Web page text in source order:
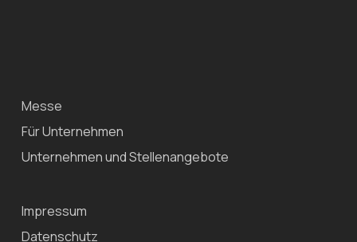
Messe
Für Unternehmen
Unternehmen und Stellenangebote
Impressum
Datenschutz